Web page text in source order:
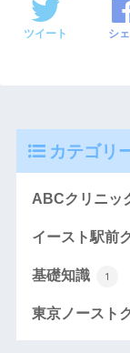
ツイート シ
カテゴリ
ABCクリニッ
イースト駅前
基礎知識 1
東京ノースト